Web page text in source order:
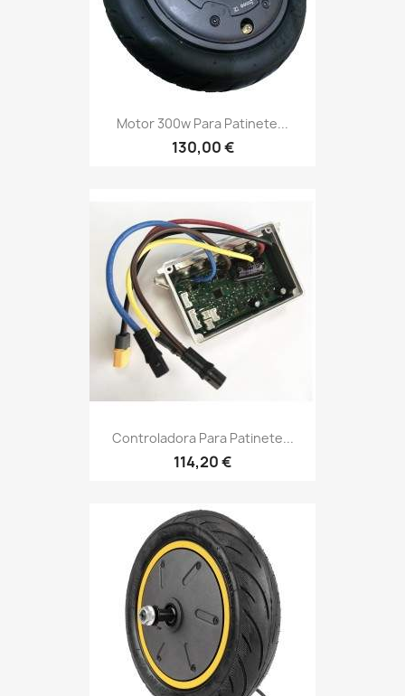
Motor 300w Para Patinete...
130,00 €
Controladora Para Patinete...
114,20 €